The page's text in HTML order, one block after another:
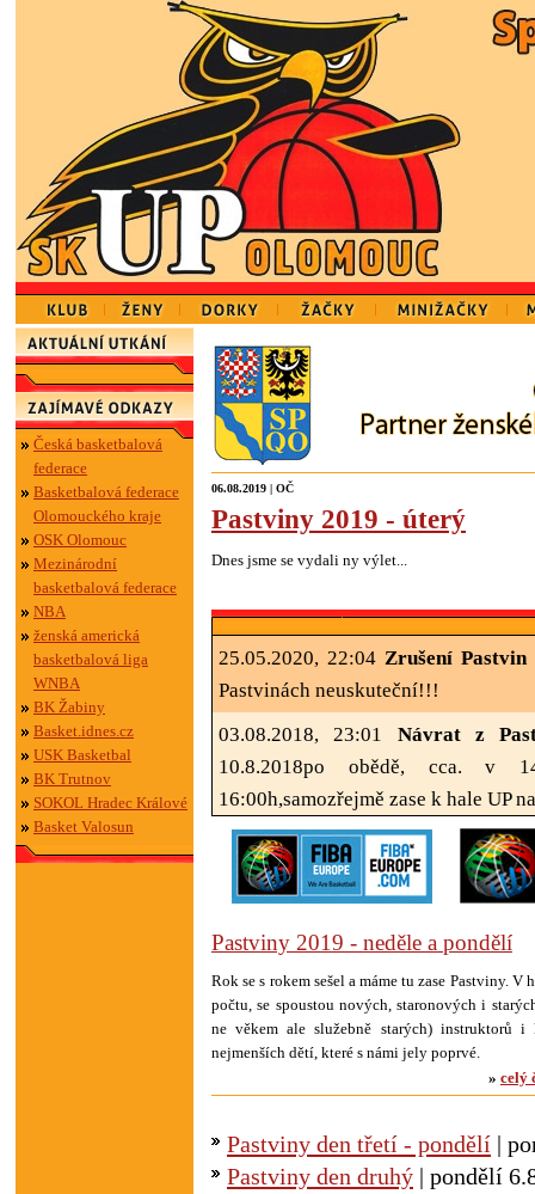
Česká basketbalová
federace
Basketbalová federace
Olomouckého kraje
OSK Olomouc
Mezinárodní
basketbalová federace
NBA
ženská americká
basketbalová liga
WNBA
BK Žabiny
Basket.idnes.cz
USK Basketbal
BK Trutnov
SOKOL Hradec Králové
Basket Valosun
06.08.2019 | OČ
Pastviny 2019 - úterý
Dnes jsme se vydali ny výlet...
25.05.2020, 22:04 Zrušení Pastvin
Pastvinách neuskuteční!!!
03.08.2018, 23:01 Návrat z
10.8.2018po obědě, cca. v
16:00h,samozřejmě zase k hale UP
03.08.2018, 22:59Odjezd na
7:45h
Nezapomeňte potvrzení od lékaře a
01.09.2016, 15:22Mláďata-
Zeyerova, aby přihlášky dětí do
20.10.2014, 15:37- Zápas s
od 15:30h v tělocvičně ZŠ Zeyerova
Pastviny 2019 - neděle a pondělí
Rok se s rokem sešel a máme tu zase Pastviny. V
počtu, se spoustou nových, staronových i
ne věkem ale služebně starých) instruktorů i
nejmenších dětí, které s námi jely poprvé.
» celý
Pastviny den třetí - pondělí |
Pastviny den druhý | pondělí